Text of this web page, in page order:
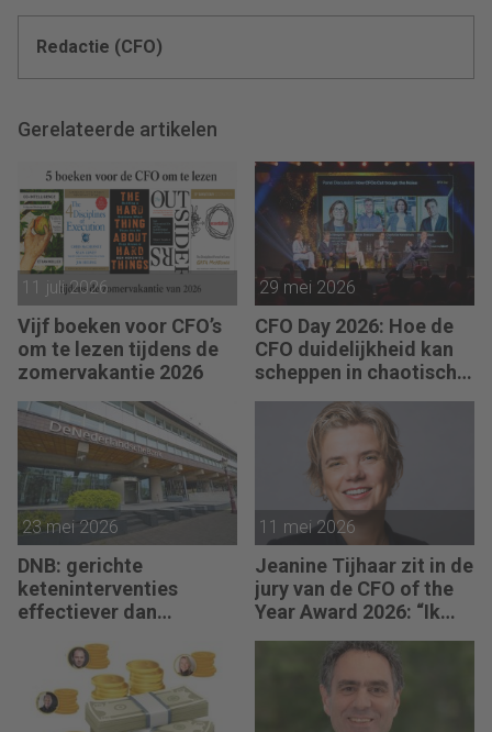
Redactie (CFO)
Gerelateerde artikelen
11 juli 2026
Vijf boeken voor CFO’s
om te lezen tijdens de
zomervakantie 2026
29 mei 2026
CFO Day 2026: Hoe de
CFO duidelijkheid kan
scheppen in chaotische
23 mei 2026
DNB: gerichte
keteninterventies
effectiever dan
inflatieschokken
11 mei 2026
Jeanine Tijhaar zit in de
jury van de CFO of the
Year Award 2026: “Ik
combineren met
mensgericht
leiderschap.”